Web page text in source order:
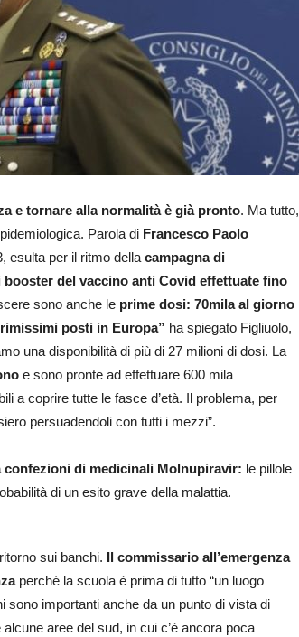
e tornare alla normalità è già pronto. Ma tutto,
Parola di Francesco Paolo
esulta per il ritmo della campagna di
booster del vaccino anti Covid effettuate fino
sono anche le prime dosi: 70mila al giorno
posti in Europa” ha spiegato Figliuolo,
una disponibilità di più di 27 milioni di dosi. La
e sono pronte ad effettuare 600 mila
a coprire tutte le fasce d’età. Il problema, per
persuadendoli con tutti i mezzi”.
confezioni di medicinali Molnupiravir: le pillole
di un esito grave della malattia.
sui banchi. Il commissario all’emergenza
perché la scuola è prima di tutto “un luogo
sono importanti anche da un punto di vista di
aree del sud, in cui c’è ancora poca